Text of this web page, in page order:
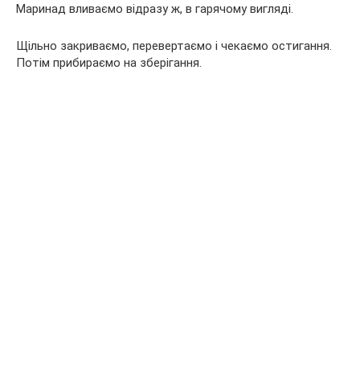
Маринад вливаємо відразу ж, в гарячому вигляді.
Щільно закриваємо, перевертаємо і чекаємо остигання.
Потім прибираємо на зберігання.